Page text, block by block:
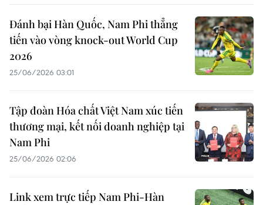
Đánh bại Hàn Quốc, Nam Phi thẳng
tiến vào vòng knock-out World Cup
2026
25/06/2026 03:01
Tập đoàn Hóa chất Việt Nam xúc tiến
thương mại, kết nối doanh nghiệp tại
Nam Phi
25/06/2026 02:06
Link xem trực tiếp Nam Phi-Hàn